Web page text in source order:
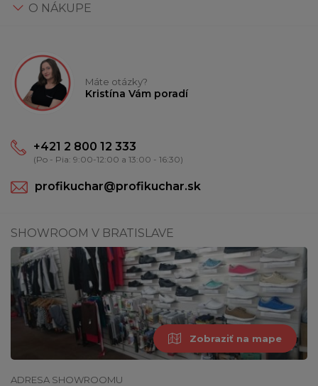
O NÁKUPE
Máte otázky?
Kristína Vám poradí
+421 2 800 12 333
(Po - Pia: 9:00-12:00 a 13:00 - 16:30)
profikuchar@profikuchar.sk
SHOWROOM V BRATISLAVE
Zobraziť na mape
ADRESA SHOWROOMU